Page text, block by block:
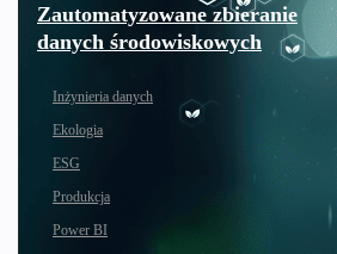
Zautomatyzowane zbieranie
danych środowiskowych
Inżynieria danych
Ekologia
ESG
Produkcja
Power BI